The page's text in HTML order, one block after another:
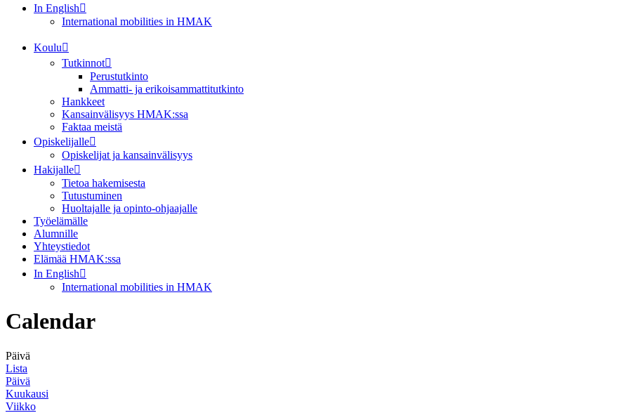
In English
International mobilities in HMAK
Koulu
Tutkinnot
Perustutkinto
Ammatti- ja erikoisammattitutkinto
Hankkeet
Kansainvälisyys HMAK:ssa
Faktaa meistä
Opiskelijalle
Opiskelijat ja kansainvälisyys
Hakijalle
Tietoa hakemisesta
Tutustuminen
Huoltajalle ja opinto-ohjaajalle
Työelämälle
Alumnille
Yhteystiedot
Elämää HMAK:ssa
In English
International mobilities in HMAK
Calendar
Päivä
Lista
Päivä
Kuukausi
Viikko